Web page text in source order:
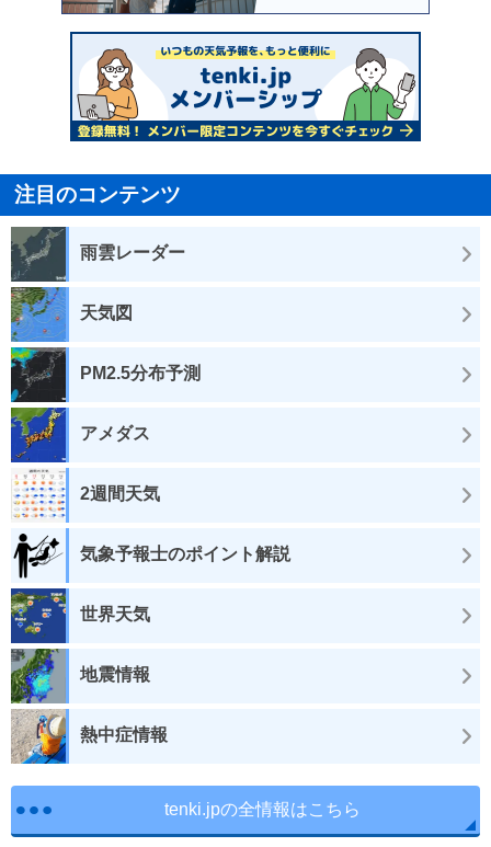
注目のコンテンツ
雨雲レーダー
天気図
PM2.5分布予測
アメダス
2週間天気
気象予報士のポイント解説
世界天気
地震情報
熱中症情報
tenki.jpの全情報はこちら